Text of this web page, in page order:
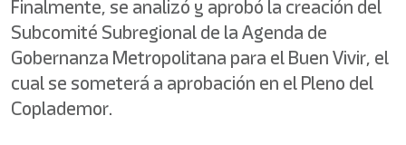
Finalmente, se analizó y aprobó la creación del
Subcomité Subregional de la Agenda de
Gobernanza Metropolitana para el Buen Vivir, el
cual se someterá a aprobación en el Pleno del
Coplademor.